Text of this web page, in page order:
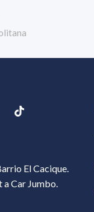
El Cacique.
Car Jumbo.